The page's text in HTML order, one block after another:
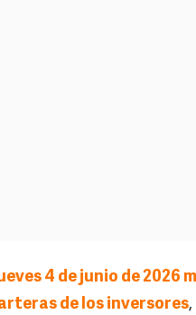
4 de junio de 2026
de los inversores